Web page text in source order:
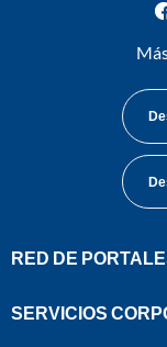
RED DE
SERVICIOS